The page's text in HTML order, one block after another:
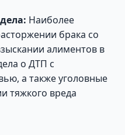
Наиболее
брака со
алиментов в
о ДТП с
а также уголовные
тяжкого вреда